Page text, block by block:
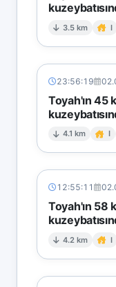
3.5 km I
23:56:19
Toyah'ın 45
4.1 km I
12:55:11
Toyah'ın 58
4.2 km I